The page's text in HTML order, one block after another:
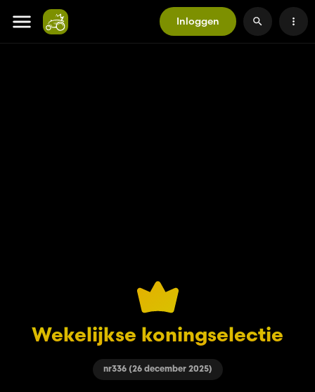
Inloggen
Wekelijkse koningselectie
nr336 (26 december 2025)